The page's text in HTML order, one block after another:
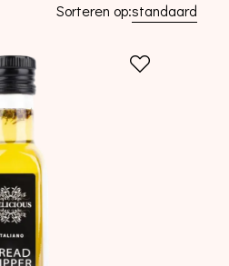
Sorteren op:standaard